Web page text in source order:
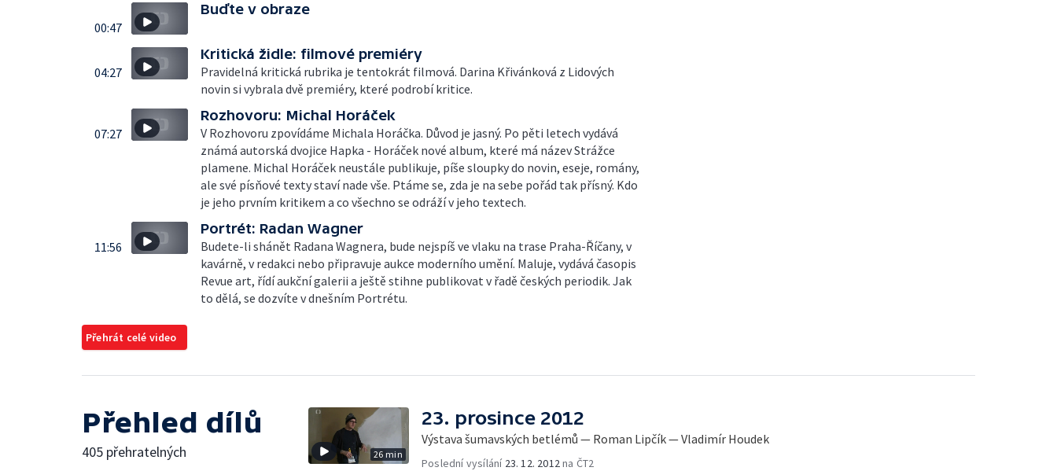
00:47
Buďte v obraze
04:27
Kritická židle: filmové premiéry
Pravidelná kritická rubrika je tentokrát filmová. Darina Křivánková z Lidových
novin si vybrala dvě premiéry, které podrobí kritice.
07:27
Rozhovoru: Michal Horáček
V Rozhovoru zpovídáme Michala Horáčka. Důvod je jasný. Po pěti letech vydává
známá autorská dvojice Hapka - Horáček nové album, které má název Strážce
plamene. Michal Horáček neustále publikuje, píše sloupky do novin, eseje, romány,
ale své písňové texty staví nade vše. Ptáme se, zda je na sebe pořád tak přísný. Kdo
je jeho prvním kritikem a co všechno se odráží v jeho textech.
11:56
Portrét: Radan Wagner
Budete-li shánět Radana Wagnera, bude nejspíš ve vlaku na trase Praha-Říčany, v
kavárně, v redakci nebo připravuje aukce moderního umění. Maluje, vydává časopis
Revue art, řídí aukční galerii a ještě stihne publikovat v řadě českých periodik. Jak
to dělá, se dozvíte v dnešním Portrétu.
Přehrát celé video
Přehled dílů
405 přehratelných 26 min
23. prosince 2012
Výstava šumavských betlémů — Roman Lipčík — Vladimír Houdek
Poslední vysílání 23. 12. 2012na ČT2